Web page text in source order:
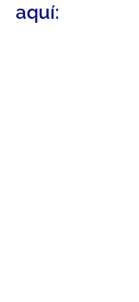
aquí: